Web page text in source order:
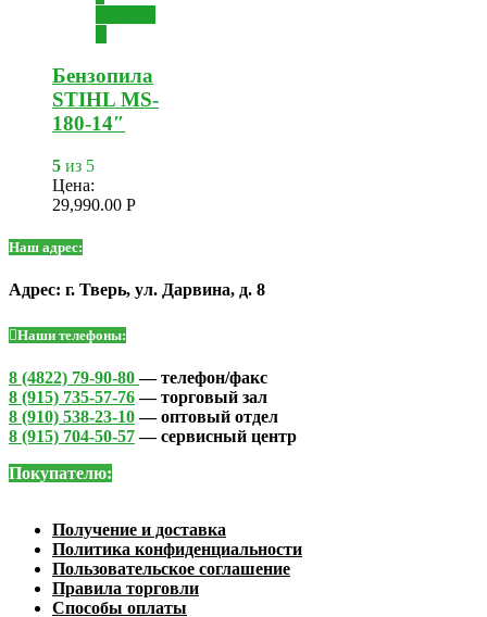
Бензопила
STIHL MS-
180-14″
5 из 5
Цена:
29,990.00 Р
Наш адрес:
Адрес: г. Тверь, ул. Дарвина, д. 8
Наши телефоны:
8 (4822) 79-90-80— телефон/факс
8 (915) 735-57-76— торговый зал
8 (910) 538-23-10— оптовый отдел
8 (915) 704-50-57— сервисный центр
Покупателю:
Получение и доставка
Политика конфиденциальности
Пользовательское соглашение
Правила торговли
Способы оплаты